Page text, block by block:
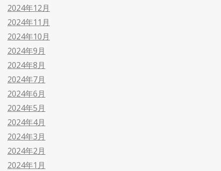
2024年12月
2024年11月
2024年10月
2024年9月
2024年8月
2024年7月
2024年6月
2024年5月
2024年4月
2024年3月
2024年2月
2024年1月